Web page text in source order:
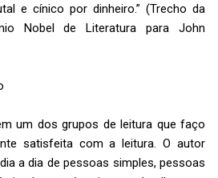
e cínico por dinheiro.” (Trecho da
Nobel de Literatura para John
um dos grupos de leitura que faço
satisfeita com a leitura. O autor
a dia de pessoas simples, pessoas